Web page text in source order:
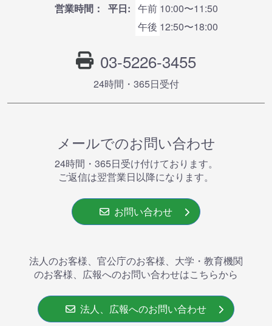
営業時間： 平日: 午前 10:00〜11:50
午後 12:50〜18:00
03-5226-3455
24時間・365⽇受付
メールでのお問い合わせ
24時間・365⽇受け付けております。
ご返信は翌営業⽇以降になります。
お問い合わせ
法人のお客様、官公庁のお客様、大学・教育機関
のお客様、広報へのお問い合わせはこちらから
法人、広報へのお問い合わせ